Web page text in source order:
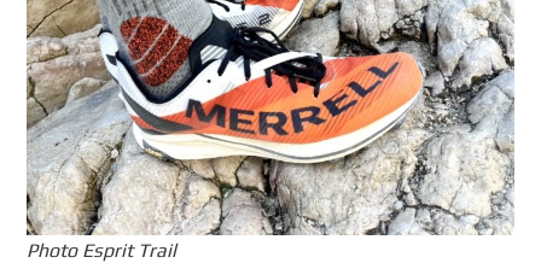
Photo Esprit Trail